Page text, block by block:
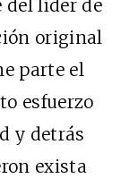
del líder de
original
parte el
esfuerzo
y detrás
exista